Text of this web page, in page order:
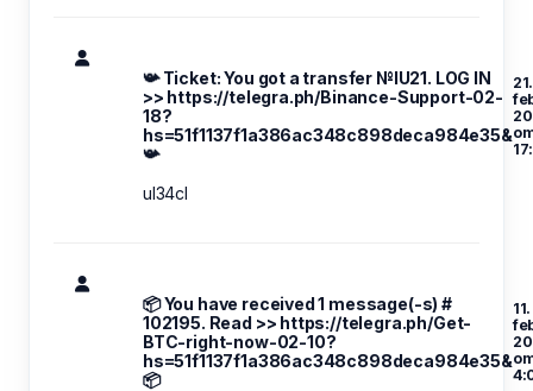
📯 Ticket: You got a transfer №IU21. LOG IN
>> https://telegra.ph/Binance-Support-02-
18?
hs=51f1137f1a386ac348c898deca984e35&
📯
21.
ul34cl
📦 You have received 1 message(-s) #
102195. Read >> https://telegra.ph/Get-
BTC-right-now-02-10?
hs=51f1137f1a386ac348c898deca984e35&
📦
11.